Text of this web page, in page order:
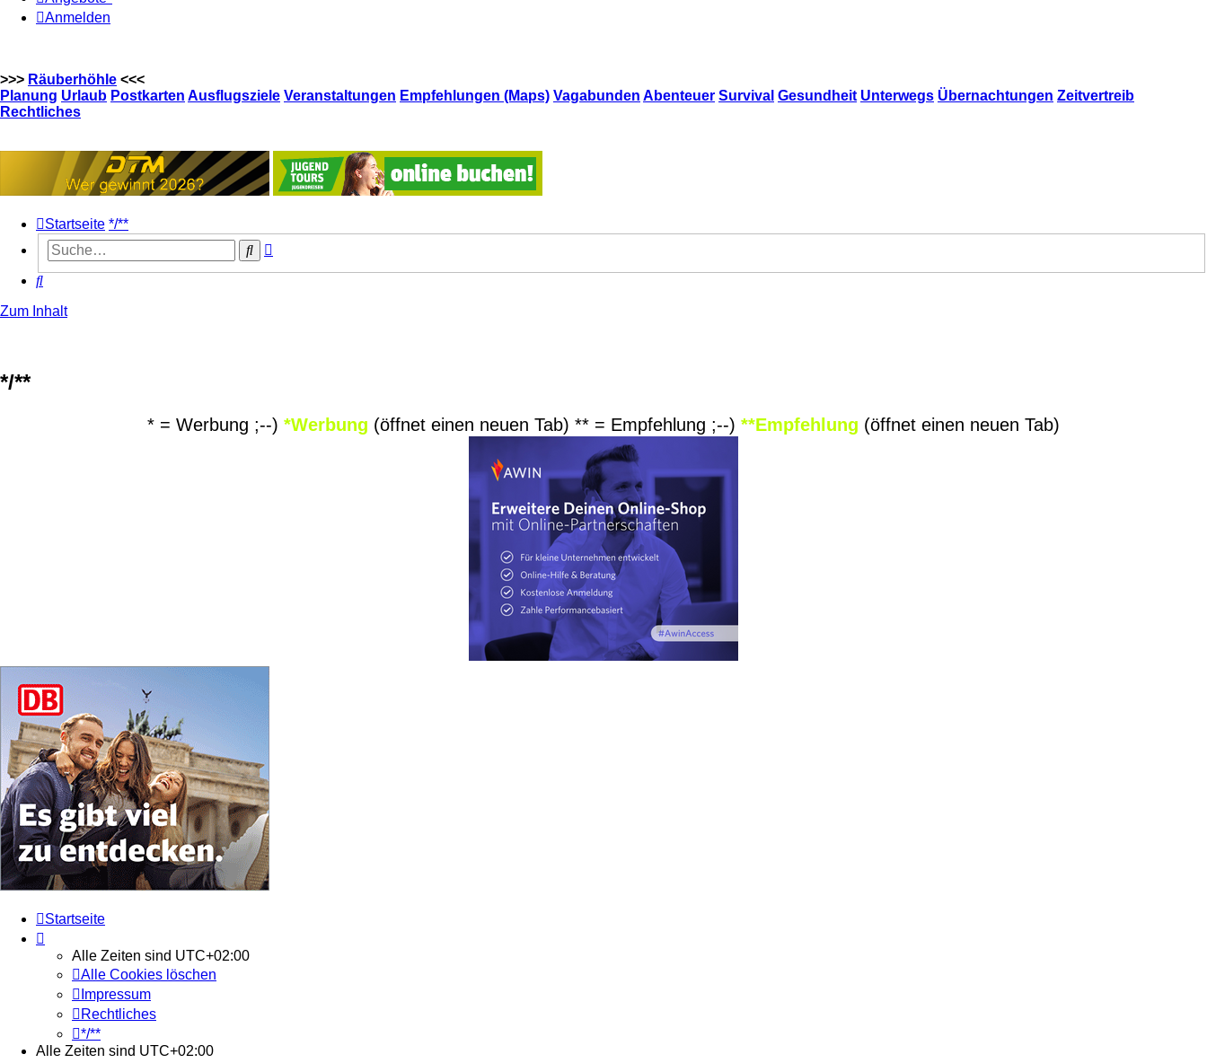
Anmelden
>>> Räuberhöhle <<<
Planung Urlaub Postkarten Ausflugsziele Veranstaltungen Empfehlungen (Maps) Vagabunden Abenteuer Survival Gesundheit Unterwegs Übernachtungen Zeitvertreib
Rechtliches
Startseite */**
Suche
Suche
Zum Inhalt
*/**
* = Werbung ;--) *Werbung (öffnet einen neuen Tab) ** = Empfehlung ;--) **Empfehlung (öffnet einen neuen Tab)
Startseite
Alle Zeiten sind UTC+02:00
Alle Cookies löschen
Impressum
Rechtliches
*/**
Alle Zeiten sind UTC+02:00